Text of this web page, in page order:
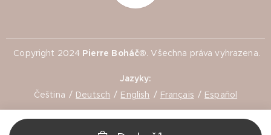
Copyright 2024 Pierre Boháč®. Všechna práva vyhrazena.
Jazyky
Čeština
Deutsch English Français Español